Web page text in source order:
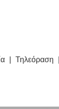
Τηλεόραση